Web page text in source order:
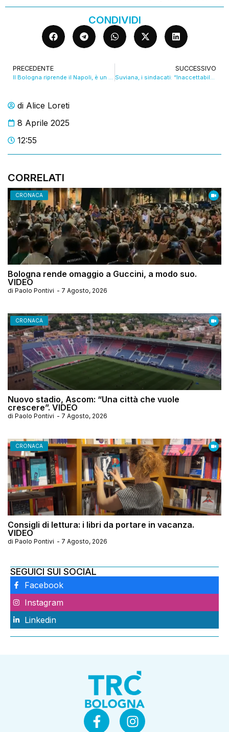
di Alice Loreti
8 Aprile 2025
12:55
CORRELATI
CRONACA
Bologna rende omaggio a Guccini, a modo suo.
VIDEO
di Paolo Pontivi - 7 Agosto, 2026
CRONACA
Nuovo stadio, Ascom: “Una città che vuole
crescere”. VIDEO
di Paolo Pontivi - 7 Agosto, 2026
CRONACA
Consigli di lettura: i libri da portare in vacanza.
VIDEO
di Paolo Pontivi - 7 Agosto, 2026
CONDIVIDI
PRECEDENTE
Il Bologna riprende il Napoli, è un punto da grande
SUCCESSIVO
Suviana, i sindacati: “Inaccettabile non avere ancora giustizia e verità”. VIDEO
SEGUICI SUI SOCIAL
Facebook
Instagram
Linkedin